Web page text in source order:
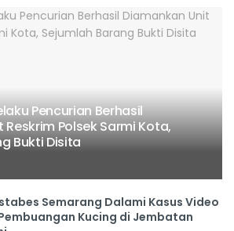
Pencurian Berhasil
Polsek Sarmi Kota,
Bukti Disita
Semarang Dalami Kasus Video
Kucing di Jembatan